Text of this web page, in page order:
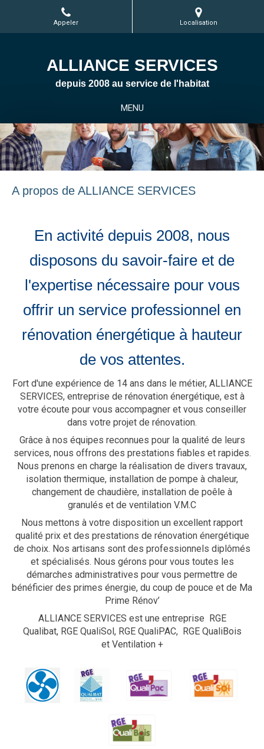
Appeler Localisation
ALLIANCE SERVICES
depuis 2008 au service de l'habitat
MENU
A propos de ALLIANCE SERVICES
En activité depuis 2008, nous
disposons du savoir-faire et de
l'expertise nécessaire pour vous
offrir un service professionnel en
rénovation énergétique à hauteur
de vos attentes.
Fort d'une expérience de 14 ans dans le métier, ALLIANCE
SERVICES, entreprise de rénovation énergétique, est à
votre écoute pour vous accompagner et vous conseiller
dans votre projet de rénovation.
Grâce à nos équipes reconnues pour la qualité de leurs
services, nous offrons des prestations fiables et rapides.
Nous prenons en charge la réalisation de divers travaux,
isolation thermique, installation de pompe à chaleur,
changement de chaudière, installation de poêle à
granulés et de ventilation V.M.C
Nous mettons à votre disposition un excellent rapport
qualité prix et des prestations de rénovation énergétique
de choix. Nos artisans sont des professionnels diplômés
et spécialisés. Nous gérons pour vous toutes les
démarches administratives pour vous permettre de
bénéficier des primes énergie, du coup de pouce et de Ma
Prime Rénov’
ALLIANCE SERVICES est une entreprise RGE
Qualibat, RGE QualiSol, RGE QualiPAC, RGE QualiBois
et Ventilation +